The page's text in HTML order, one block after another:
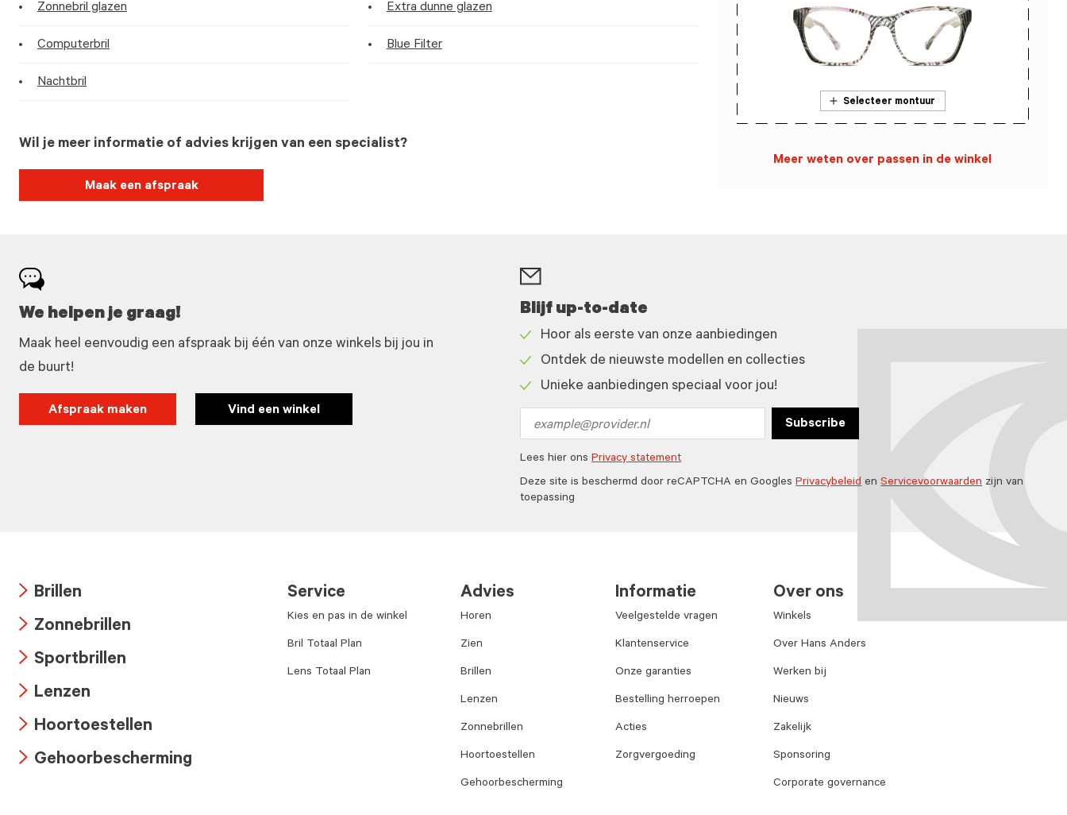
Zonnebril glazen
Computerbril
Nachtbril
Extra dunne glazen
Blue Filter
Wil je meer informatie of advies krijgen van een specialist?
Maak een afspraak
Selecteer montuur
Meer weten over passen in de winkel
We helpen je graag!
Maak heel eenvoudig een afspraak bij één van onze winkels bij jou in
de buurt!
Afspraak maken Vind een winkel
Blijf up-to-date
icon
Hoor als eerste van onze aanbiedingen
icon
Ontdek de nieuwste modellen en collecties
Unieke aanbiedingen speciaal voor jou!
address
Subscribe
Lees hier onsPrivacy statement
Deze site is beschermd door reCAPTCHA en GooglesPrivacybeleidenServicevoorwaardenzijn van
toepassing
icon
Brillen
icon
Zonnebrillen
icon
Sportbrillen
icon
Lenzen
icon
Hoortoestellen
Gehoorbescherming
Service
Kies en pas in de winkel
Bril Totaal Plan
Lens Totaal Plan
Advies
Horen
Zien
Brillen
Lenzen
Zonnebrillen
Hoortoestellen
Gehoorbescherming
Informatie
Veelgestelde vragen
Klantenservice
Onze garanties
Bestelling herroepen
Acties
Zorgvergoeding
Over ons
Winkels
Over Hans Anders
Werken bij
Nieuws
Zakelijk
Sponsoring
Corporate governance